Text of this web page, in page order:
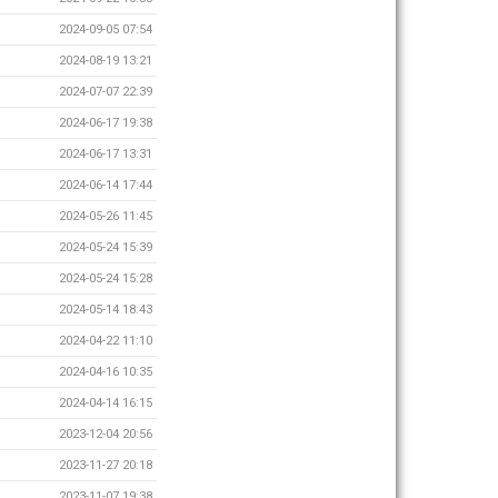
2024-09-05 07:54
2024-08-19 13:21
2024-07-07 22:39
2024-06-17 19:38
2024-06-17 13:31
2024-06-14 17:44
2024-05-26 11:45
2024-05-24 15:39
2024-05-24 15:28
2024-05-14 18:43
2024-04-22 11:10
2024-04-16 10:35
2024-04-14 16:15
2023-12-04 20:56
2023-11-27 20:18